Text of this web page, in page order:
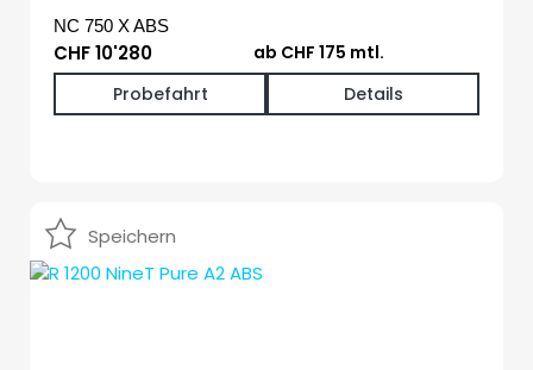
NC 750 X ABS
CHF 10'280
ab CHF 175 mtl.
Probefahrt
Details
Speichern